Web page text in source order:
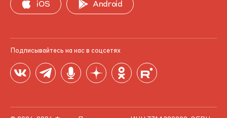
iOS Android
Подписывайтесь на нас в соцсетях